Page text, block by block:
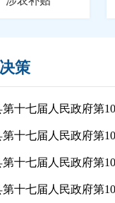
策
十七届人民政府第
十七届人民政府第
十七届人民政府第
十七届人民政府第